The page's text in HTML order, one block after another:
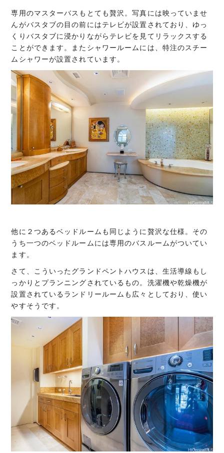
専用のマスターバスもとても贅沢。写真には映っていませ
んがバスタブの目の前にはテレビが設置されており、ゆっ
くりバスタブに浸かりながらテレビを見てリラックスする
ことができます。またシャワールームには、特注のスチー
ムシャワーが設置されています。
他に２つあるベッドルームも同じように贅沢な仕様。その
うち一つのベッドルームには専用のバスルームがついてい
ます。
さて、こういったグランドペントハウスは、生活導線もし
っかりとプランニングされているもの。洗濯機や乾燥機が
設置されているランドリールームも広々としており、使い
やすそうです。